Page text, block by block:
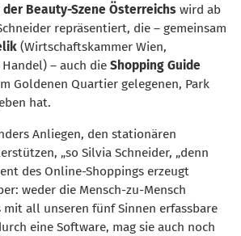
Beauty-Szene Österreichs wird ab
repräsentiert, die – gemeinsam
(Wirtschaftskammer Wien,
– auch die Shopping Guide
Goldenen Quartier gelegenen, Park
hat.
Anliegen, den stationären
„so Silvia Schneider, „denn
des Online-Shoppings erzeugt
weder die Mensch-zu-Mensch
mit all unseren fünf Sinnen erfassbare
eine Software, mag sie auch noch